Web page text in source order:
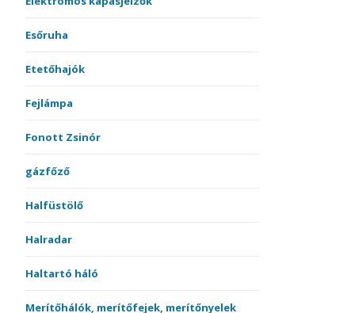
Esőruha
Etetőhajók
Fejlámpa
Fonott Zsinór
gázfőző
Halfüstölő
Halradar
Haltartó háló
Merítőhálók, merítőfejek, merítőnyelek